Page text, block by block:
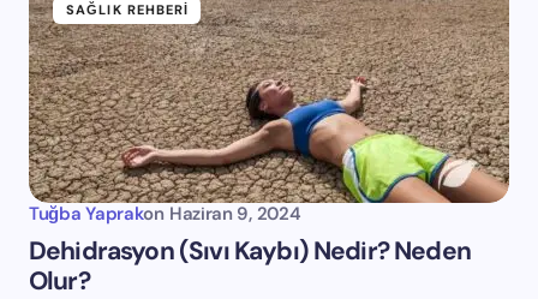
SAĞLIK REHBERI
Tuğba Yaprakon Haziran 9, 2024
Dehidrasyon (Sıvı Kaybı) Nedir? Neden
Olur?